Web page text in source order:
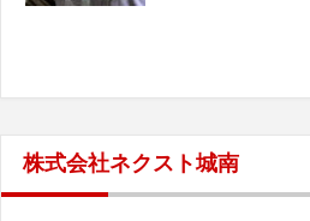
株式会社ネクスト城南